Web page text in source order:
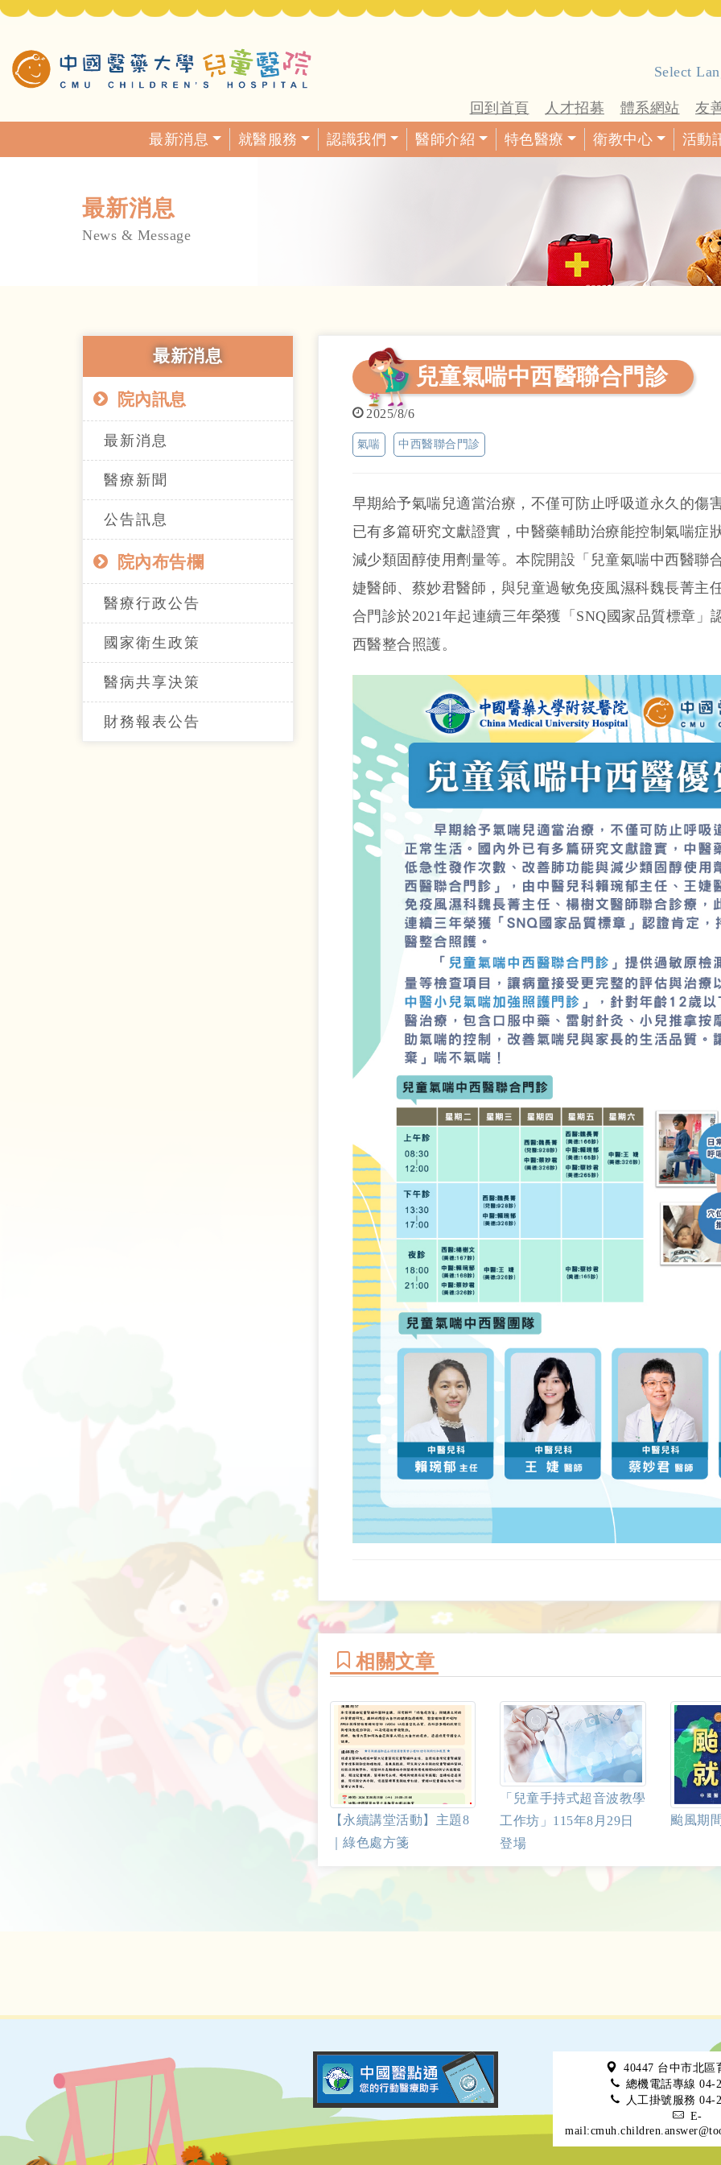
Select
回到首頁 人才招募 體系網站
友
最新消息
就醫服務 認識我們 醫師介紹 特色醫療 衛教中心 活動
最新消息
News & Message
最新消息
院內訊息
最新消息
醫療新聞
公告訊息
院內布告欄
醫療行政公告
國家衛生政策
醫病共享決策
財務報表公告
兒童氣喘中西醫聯合門診
2025/8/6
氣喘 中西醫聯合門診
早期給予氣喘兒適當治療，不僅可防止呼吸道永久的傷
已有多篇研究文獻證實，中醫藥輔助治療能控制氣喘症
減少類固醇使用劑量等。本院開設「兒童氣喘中西醫聯
婕醫師、蔡妙君醫師，與兒童過敏免疫風濕科魏長菁主
合門診於2021年起連續三年榮獲「SNQ國家品質標章
西醫整合照護。
相關文章
【永續講堂活動】主題8
｜綠色處方箋
「兒童手持式超音波教學
工作坊」115年8月29日
登場
颱風期
40447 台中市北區
總機電話專線 04-
人工掛號服務 04-
E-